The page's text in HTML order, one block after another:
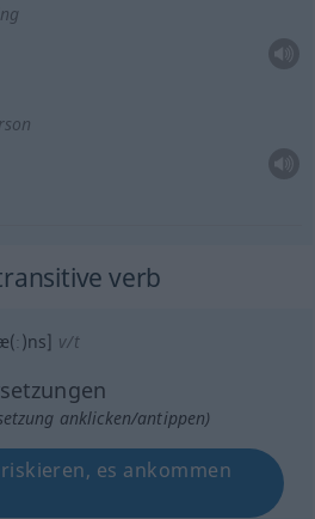
verb
v/t
anklicken/antippen)
es ankommen